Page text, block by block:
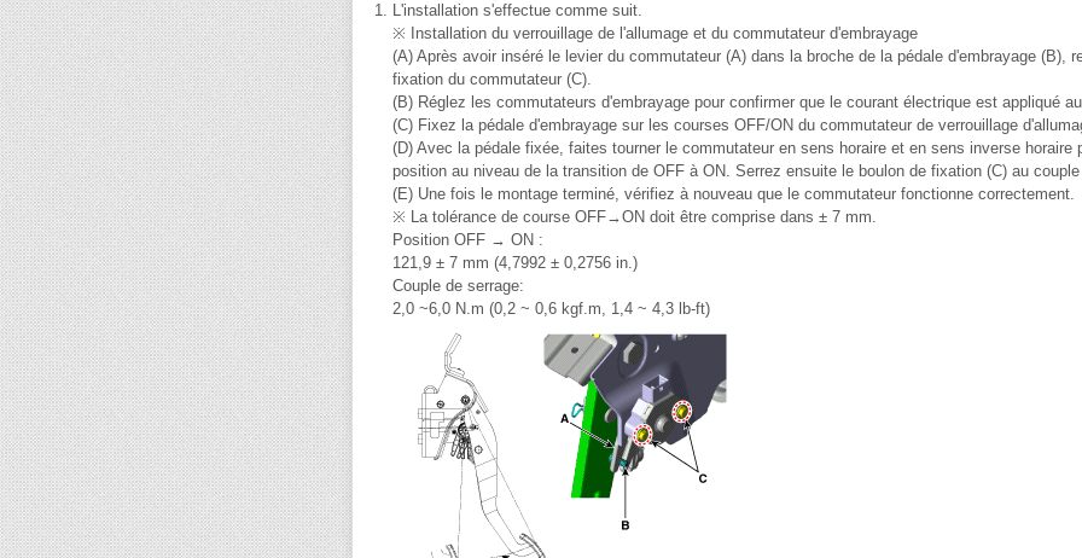
1. L'installation s'effectue comme suit.
※ Installation du verrouillage de l'allumage et du commutateur d'embrayage
(A) Après avoir inséré le levier du commutateur (A) dans la broche de la pédale d'embrayage (B),
fixation du commutateur (C).
(B) Réglez les commutateurs d'embrayage pour confirmer que le courant électrique est appliqué
(C) Fixez la pédale d'embrayage sur les courses OFF/ON du commutateur de verrouillage
(D) Avec la pédale fixée, faites tourner le commutateur en sens horaire et en sens inverse horaire
position au niveau de la transition de OFF à ON. Serrez ensuite le boulon de fixation (C) au
(E) Une fois le montage terminé, vérifiez à nouveau que le commutateur fonctionne correctement.
※ La tolérance de course OFF→ON doit être comprise dans ± 7 mm.
Position OFF → ON :
121,9 ± 7 mm (4,7992 ± 0,2756 in.)
Couple de serrage:
2,0 ~6,0 N.m (0,2 ~ 0,6 kgf.m, 1,4 ~ 4,3 lb-ft)